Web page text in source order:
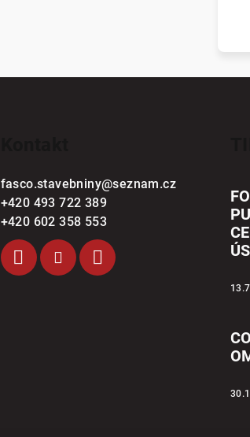
fasco.stavebniny@seznam.cz
+420 493 722 389
+420 602 358 553